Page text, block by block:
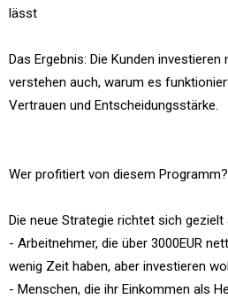
lässt
Das Ergebnis: Die Kunden
verstehen auch, warum es
Vertrauen und Entscheidungsstärke.
Wer profitiert von diesem Programm?
Die neue Strategie richtet sich gezielt
- Arbeitnehmer, die über 3000EUR
wenig Zeit haben, aber investieren
- Menschen, die ihr Einkommen als